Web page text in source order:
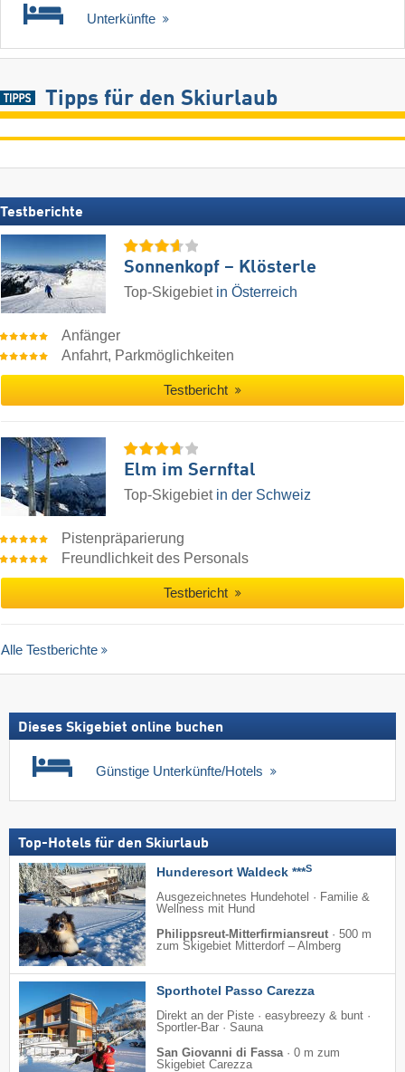
Unterkünfte
Tipps für den Skiurlaub
Testberichte
Sonnenkopf – Klösterle
Top-Skigebiet in Österreich
Anfänger
Anfahrt, Parkmöglichkeiten
Testbericht
Elm im Sernftal
Top-Skigebiet in der Schweiz
Pistenpräparierung
Freundlichkeit des Personals
Testbericht
Alle Testberichte
Dieses Skigebiet online buchen
Günstige Unterkünfte/Hotels
Top-Hotels für den Skiurlaub
Hunderesort Waldeck ***S
Ausgezeichnetes Hundehotel · Familie &
Wellness mit Hund
Philippsreut-Mitterfirmiansreut · 500 m
zum Skigebiet Mitterdorf – Almberg
Sporthotel Passo Carezza
Direkt an der Piste · easybreezy & bunt ·
Sportler-Bar · Sauna
San Giovanni di Fassa· 0 m zum
Skigebiet Carezza